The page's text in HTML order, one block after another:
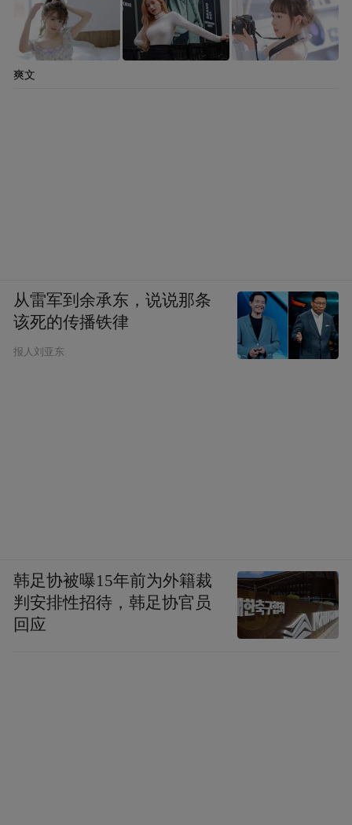
爽文
从雷军到余承东，说说那条
该死的传播铁律
报人刘亚东
韩足协被曝15年前为外籍裁
判安排性招待，韩足协官员
回应